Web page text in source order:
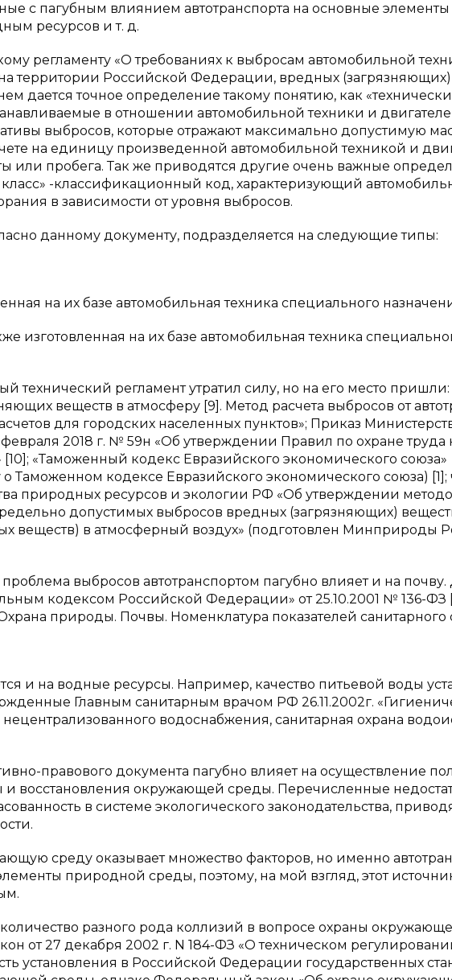
с пагубным влиянием автотранспорта на основные
ресурсов и т. д.
регламенту «О требованиях к выбросам автомобильной
территории Российской Федерации, вредных (загрязняющих)
дается точное определение такому понятию, как
в отношении автомобильной техники и
выбросов, которые отражают максимально допустимую
на единицу произведенной автомобильной техникой и
или пробега. Так же приводятся другие очень важные
-классификационный код, характеризующий
в зависимости от уровня выбросов.
данному документу, подразделяется на следующие типы:
на их базе автомобильная техника специального
изготовленная на их базе автомобильная техника
технический регламент утратил силу, но на его место
веществ в атмосферу [9]. Метод расчета выбросов от
для городских населенных пунктов»; Приказ
2018 г. № 59н «Об утверждении Правил по охране труда
«Таможенный кодекс Евразийского экономического союза»
Таможенном кодексе Евразийского экономического союза) [1];
природных ресурсов и экологии РФ «Об утверждении
допустимых выбросов вредных (загрязняющих)
веществ) в атмосферный воздух» (подготовлен Минприроды
проблема выбросов автотранспортом пагубно влияет и на
кодексом Российской Федерации» от 25.10.2001 № 136-ФЗ
природы. Почвы. Номенклатура показателей санитарного
и на водные ресурсы. Например, качество питьевой воды
Главным санитарным врачом РФ 26.11.2002г.
водоснабжения, санитарная охрана
правового документа пагубно влияет на осуществление
восстановления окружающей среды. Перечисленные
в системе экологического законодательства,
среду оказывает множество факторов, но именно
природной среды, поэтому, на мой взгляд, этот
разного рода коллизий в вопросе охраны
от 27 декабря 2002 г. N 184-ФЗ «О техническом
установления в Российской Федерации государственных